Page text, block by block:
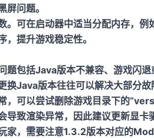
屏问题。
。可在启动器中适当分配内存，
，提升游戏稳定性。
题包括Java版本不兼容、游戏闪
换Java版本往往可以解决大部分故
，可以尝试删除游戏目录下的
导致渲染异常，因此建议更新显卡
家，需要注意1.3.2版本对应的